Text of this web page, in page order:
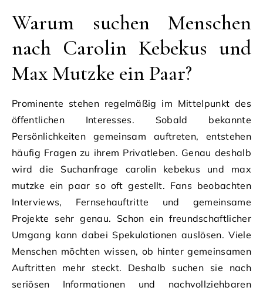
Warum suchen Menschen
nach Carolin Kebekus und
Max Mutzke ein Paar?
Prominente stehen regelmäßig im Mittelpunkt des
öffentlichen Interesses. Sobald bekannte
Persönlichkeiten gemeinsam auftreten, entstehen
häufig Fragen zu ihrem Privatleben. Genau deshalb
wird die Suchanfrage carolin kebekus und max
mutzke ein paar so oft gestellt. Fans beobachten
Interviews, Fernsehauftritte und gemeinsame
Projekte sehr genau. Schon ein freundschaftlicher
Umgang kann dabei Spekulationen auslösen. Viele
Menschen möchten wissen, ob hinter gemeinsamen
Auftritten mehr steckt. Deshalb suchen sie nach
seriösen Informationen und nachvollziehbaren